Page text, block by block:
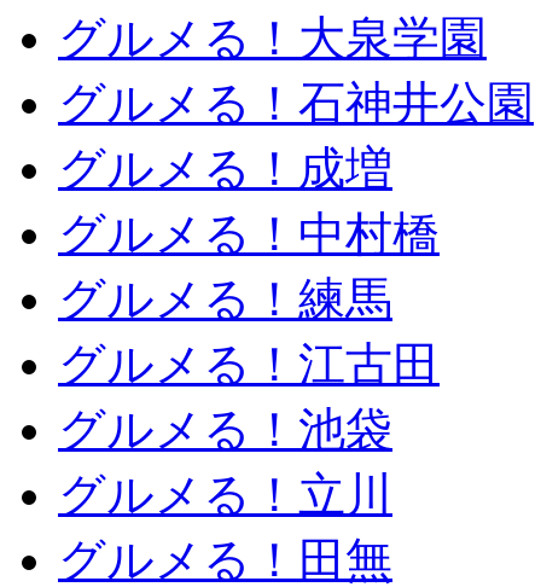
グルメる！大泉学園
グルメる！石神井公園
グルメる！成増
グルメる！中村橋
グルメる！練馬
グルメる！江古田
グルメる！池袋
グルメる！立川
グルメる！田無